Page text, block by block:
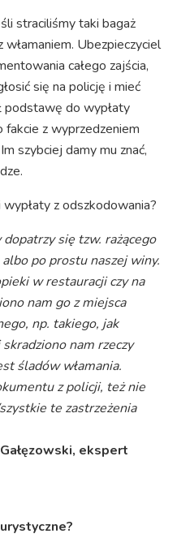
straciliśmy taki bagaż
Ubezpieczyciel
całego zajścia,
się na policję i mieć
podstawę do wypłaty
fakcie z wyprzedzeniem
szybciej damy mu znać,
z odszkodowania?
się tzw. rażącego
po prostu naszej winy.
w restauracji czy na
nam go z miejsca
np. takiego, jak
nam rzeczy
śladów włamania.
z policji, też nie
te zastrzeżenia
ekspert